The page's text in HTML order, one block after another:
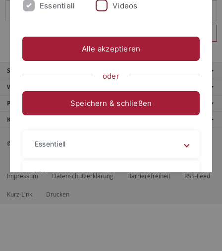
Service
Weitere Angebote
Portale
Kontaktinfo
© 2026 Eberhard Karls Universität Tübingen, Tübingen
Impressum Datenschutzerklärung Barrierefreiheit RSS-Feed
Kurz-Link Drucken
Essentiell Videos
Alle akzeptieren
oder
Speichern & schließen
Essentiell
Videos